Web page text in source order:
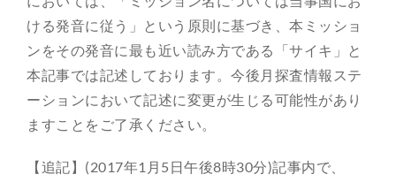
ける発音に従う」という原則に基づき、本ミッショ
ンをその発音に最も近い読み方である「サイキ」と
本記事では記述しております。今後月探査情報ステ
ーションにおいて記述に変更が生じる可能性があり
ますことをご了承ください。
【追記】(2017年1月5日午後8時30分)記事内で、